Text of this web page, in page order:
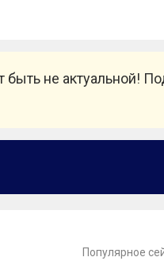
не актуальной!
Популярное